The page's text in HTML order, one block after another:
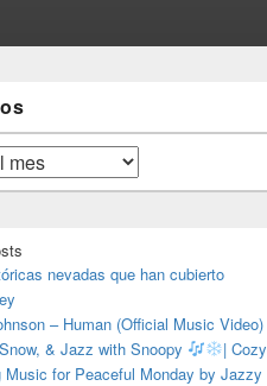
nevadas que han cubierto
– Human (Official Music Video)
& Jazz with Snoopy
| Cozy
Music for Peaceful Monday by Jazzy